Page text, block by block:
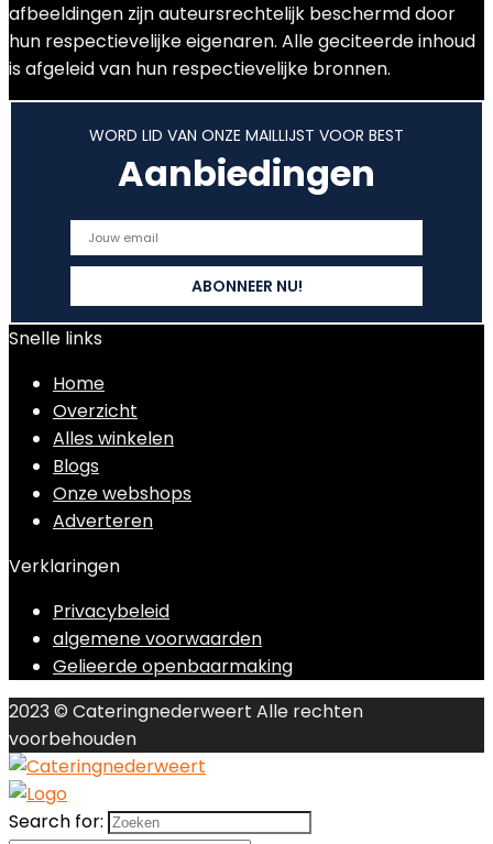
afbeeldingen zijn auteursrechtelijk beschermd door
hun respectievelijke eigenaren. Alle geciteerde inhoud
is afgeleid van hun respectievelijke bronnen.
WORD LID VAN ONZE MAILLIJST VOOR BEST
Aanbiedingen
Snelle links
Home
Overzicht
Alles winkelen
Blogs
Onze webshops
Adverteren
Verklaringen
Privacybeleid
algemene voorwaarden
Gelieerde openbaarmaking
2023 © Cateringnederweert Alle rechten
voorbehouden
Search for: